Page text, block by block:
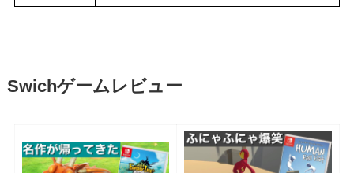
Swichゲームレビュー